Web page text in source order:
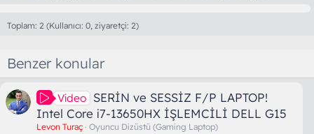
Toplam: 2 (Kullanıcı: 0, ziyaretçi: 2)
Benzer konular
Video SERİN ve SESSİZ F/P LAPTOP!
Intel Core i7-13650HX İŞLEMCİLİ DELL G15
Levon Turaç Oyuncu Dizüstü (Gaming Laptop)